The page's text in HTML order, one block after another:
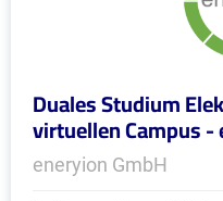
Duales Studium
virtuellen Campus -
eneryion GmbH